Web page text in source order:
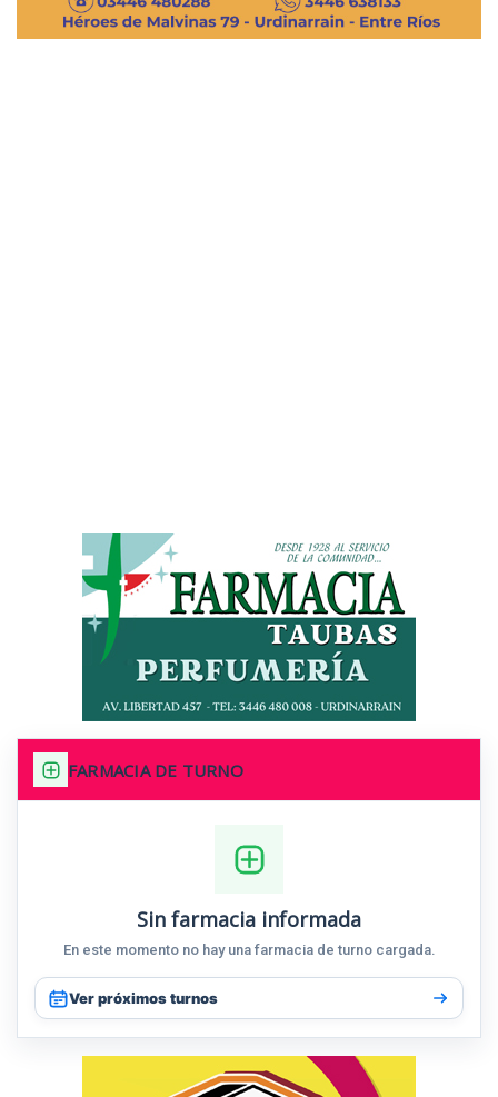
FARMACIA DE TURNO
Sin farmacia informada
En este momento no hay una farmacia de turno cargada.
Ver próximos turnos